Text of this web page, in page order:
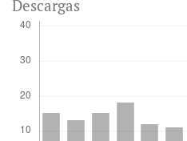
Descargas